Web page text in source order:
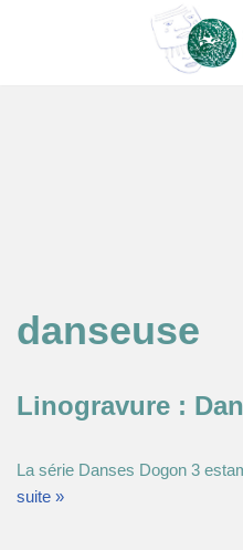
danseuse
Linogravure :
La série Danses Dogon 3
suite »